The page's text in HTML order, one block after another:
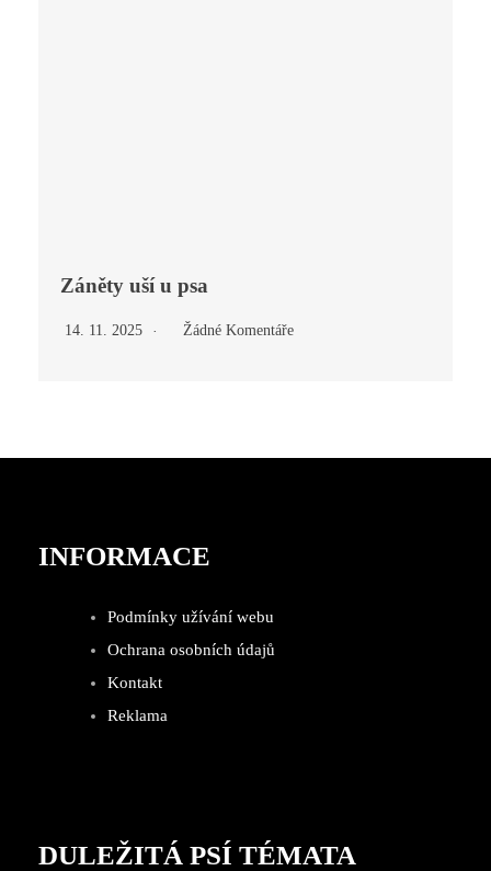
Záněty uší u psa
14. 11. 2025 Žádné Komentáře
INFORMACE
Podmínky užívání webu
Ochrana osobních údajů
Kontakt
Reklama
DULEŽITÁ PSÍ TÉMATA